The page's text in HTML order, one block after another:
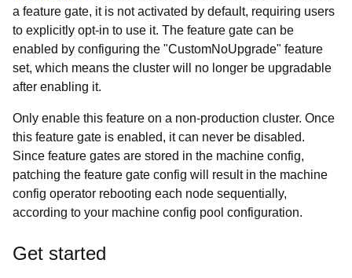
a feature gate, it is not activated by default, requiring users
to explicitly opt-in to use it. The feature gate can be
enabled by configuring the "CustomNoUpgrade" feature
set, which means the cluster will no longer be upgradable
after enabling it.
Only enable this feature on a non-production cluster. Once
this feature gate is enabled, it can never be disabled.
Since feature gates are stored in the machine config,
patching the feature gate config will result in the machine
config operator rebooting each node sequentially,
according to your machine config pool configuration.
Get started